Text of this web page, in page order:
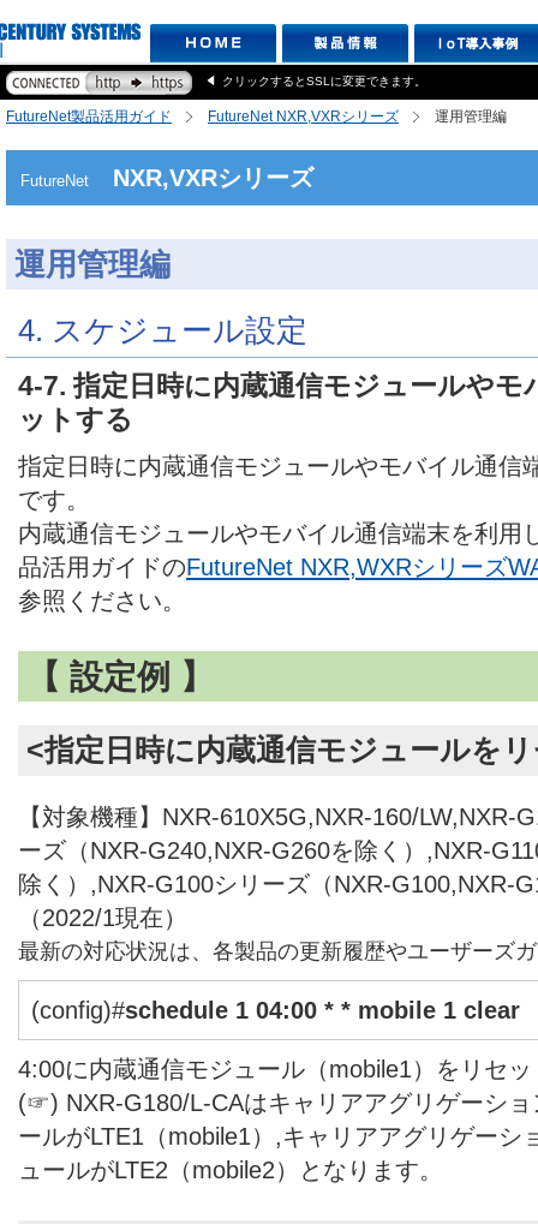
クリックするとSSLに変更できます。
FutureNet製品活用ガイド FutureNet NXR,VXRシリーズ 運用管理編
FutureNet NXR,VXRシリーズ
運用管理編
4. スケジュール設定
4-7. 指定日時に内蔵通信モジュールやモ
ットする
指定日時に内蔵通信モジュールやモバイル通信
です。
内蔵通信モジュールやモバイル通信端末を利用
品活用ガイドのFutureNet NXR,WXRシリーズ
参照ください。
【 設定例 】
<指定日時に内蔵通信モジュールを
【対象機種】NXR-610X5G,NXR-160/LW,NXR-
ーズ（NXR-G240,NXR-G260を除く）,NXR-
除く）,NXR-G100シリーズ（NXR-G100,NXR-
（2022/1現在）
最新の対応状況は、各製品の更新履歴やユーザーズ
(config)#schedule 1 04:00 * * mobile 1 clear
4:00に内蔵通信モジュール（mobile1）をリセ
(☞) NXR-G180/L-CAはキャリアアグリゲーシ
ールがLTE1（mobile1）,キャリアアグリゲーシ
ュールがLTE2（mobile2）となります。